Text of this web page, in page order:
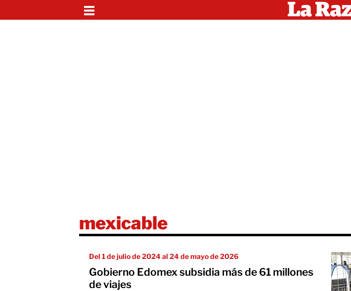
mexicable
Del 1 de julio de 2024 al 24 de mayo de 2026
Gobierno Edomex subsidia más de 61 millones
de viajes